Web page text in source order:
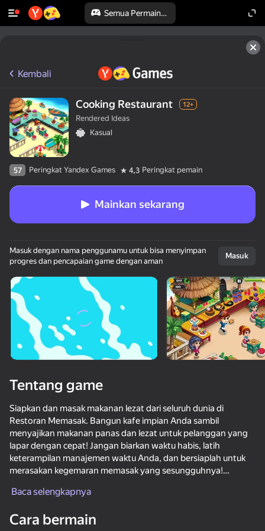
Semua Permainan
Putar perangkat
Game ini hanya mendukung orientasi\lanskap
Traffic Gap: Merge Rush
Kembali
Cooking Restaurant 12+
Rendered Ideas
Kasual
57 Peringkat Yandex Games 4,3 Peringkat pemain
Mainkan sekarang
Masuk dengan nama penggunamu untuk bisa menyimpan
progres dan pencapaian game dengan aman
Masuk
Tentang game
Siapkan dan masak makanan lezat dari seluruh dunia di
Restoran Memasak. Bangun kafe impian Anda sambil
menyajikan makanan panas dan lezat untuk pelanggan yang
lapar dengan cepat! Jangan biarkan waktu habis, latih
keterampilan manajemen waktu Anda, dan bersiaplah untuk
merasakan kegemaran memasak yang sesungguhnya!
Fitur:
- Pilihan besar hidangan terkenal di dunia untuk dibuat.
Baca selengkapnya
Cara bermain